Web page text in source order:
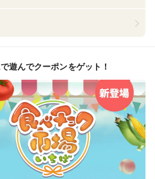
遊んでクーポンをゲット！